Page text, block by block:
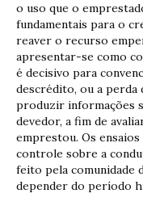
o uso que o
fundamentais para o
reaver o recurso
apresentar-se como
é decisivo para
descrédito, ou a perda
produzir informações
devedor, a fim de
emprestou. Os
controle sobre a
feito pela comunidade
depender do período